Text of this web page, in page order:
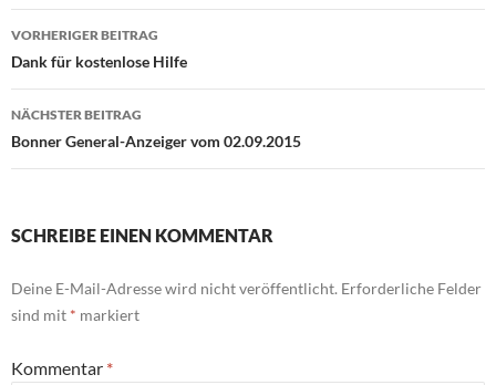
Beitragsnavigation
VORHERIGER BEITRAG
Dank für kostenlose Hilfe
NÄCHSTER BEITRAG
Bonner General-Anzeiger vom 02.09.2015
SCHREIBE EINEN KOMMENTAR
Deine E-Mail-Adresse wird nicht veröffentlicht. Erforderliche Felder
sind mit * markiert
Kommentar *